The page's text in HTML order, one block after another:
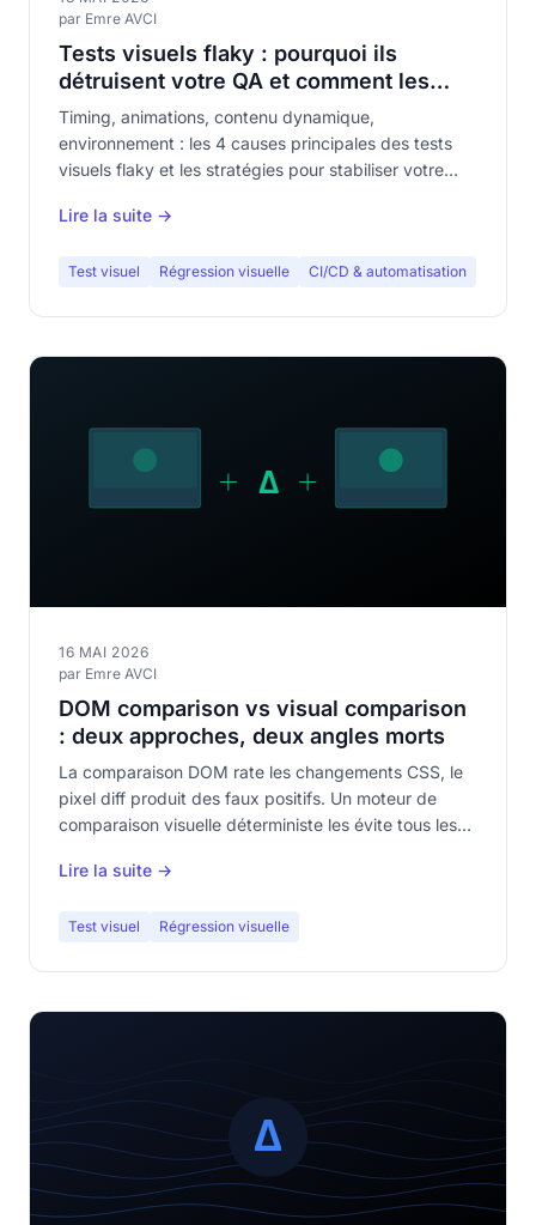
par Emre AVCI
Tests visuels flaky : pourquoi ils
détruisent votre QA et comment les
stabiliser
Timing, animations, contenu dynamique,
environnement : les 4 causes principales des tests
visuels flaky et les stratégies pour stabiliser votre
Lire la suite →
Test visuel Régression visuelle CI/CD & automatisation
16 MAI 2026
par Emre AVCI
DOM comparison vs visual comparison
: deux approches, deux angles morts
La comparaison DOM rate les changements CSS, le
pixel diff produit des faux positifs. Un moteur de
comparaison visuelle déterministe les évite tous les
Lire la suite →
Test visuel Régression visuelle